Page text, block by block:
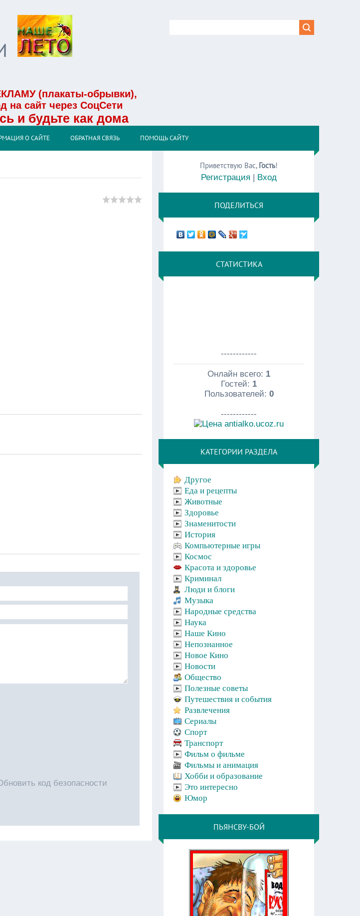
(плакаты-обрывки),
на сайт через СоцСети
и будьте как дома
О САЙТЕ ОБРАТНАЯ СВЯЗЬ ПОМОЩЬ САЙТУ
Приветствую Вас, Гость!
Регистрация | Вход
ПОДЕЛИТЬСЯ
СТАТИСТИКА
------------
Онлайн всего: 1
Гостей: 1
Пользователей: 0
------------
КАТЕГОРИИ РАЗДЕЛА
Другое
Еда и рецепты
Животные
Здоровье
Знаменитости
История
Компьютерные игры
Космос
Красота и здоровье
Криминал
Люди и блоги
Музыка
Народные средства
Наука
Наше Кино
Непознанное
Новое Кино
Новости
Общество
Полезные советы
Путешествия и события
Развлечения
Сериалы
Спорт
Транспорт
Фильм о фильме
Фильмы и анимация
Хобби и образование
Это интересно
Юмор
ПЬЯНСВУ-БОЙ